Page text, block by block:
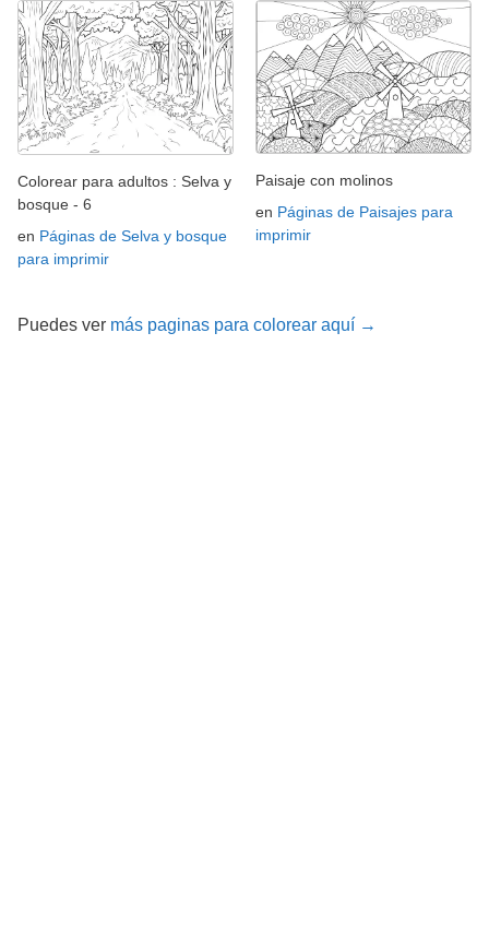
Colorear para adultos : Selva y
bosque - 6
en Páginas de Selva y bosque
para imprimir
Paisaje con molinos
en Páginas de Paisajes para
imprimir
Puedes ver más paginas para colorear aquí →